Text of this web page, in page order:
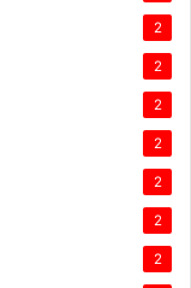
2
2
2
2
2
2
2